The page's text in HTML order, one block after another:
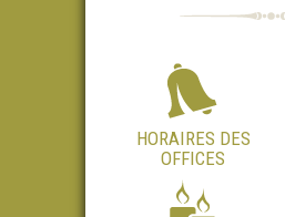
HORAIRES DES
OFFICES